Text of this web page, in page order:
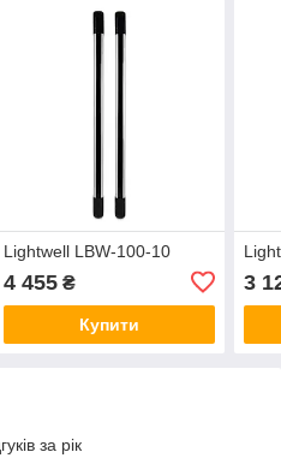
Lightwell LBW-100-10
4 455₴
Купити
3
за рік